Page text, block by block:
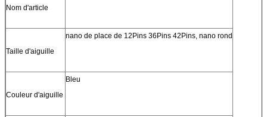
Nom d'article
Taille d'aiguille
nano de place de 12Pins 36Pins 42Pins, nano rond
Couleur d'aiguille
Bleu